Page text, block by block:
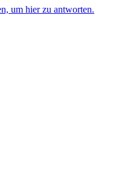
um hier zu antworten.